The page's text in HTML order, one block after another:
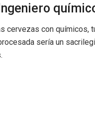
cervezas con químicos,
sería un